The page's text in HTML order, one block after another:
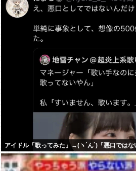
アイドル「歌ってみた」→(ヽ´ん`)「悪口ではな